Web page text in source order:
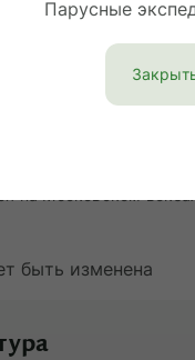
Крепость
на Московском
быть изменена
Парусные